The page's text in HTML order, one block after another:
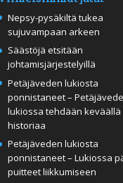
Nepsy-pysäkiltä tukea
sujuvampaan arkeen
Säästöjä etsitään
johtamisjärjestelyillä
Petäjäveden lukiosta
ponnistaneet –
lukiossa tehdään keväällä
historiaa
Petäjäveden lukiosta
ponnistaneet – Lukiossa
puitteet liikkumiseen